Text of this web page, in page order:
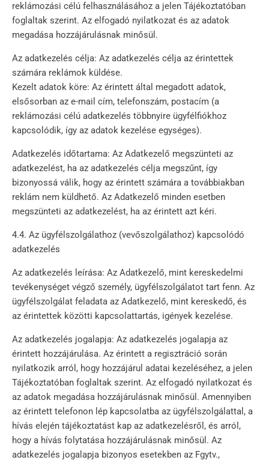
reklámozási célú felhasználásához a jelen Tájékoztatóban
foglaltak szerint. Az elfogadó nyilatkozat és az adatok
megadása hozzájárulásnak minősül.
Az adatkezelés célja: Az adatkezelés célja az érintettek
számára reklámok küldése.
Kezelt adatok köre: Az érintett által megadott adatok,
elsősorban az e-mail cím, telefonszám, postacím (a
reklámozási célú adatkezelés többnyire ügyfélfiókhoz
kapcsolódik, így az adatok kezelése egységes).
Adatkezelés időtartama: Az Adatkezelő megszünteti az
adatkezelést, ha az adatkezelés célja megszűnt, így
bizonyossá válik, hogy az érintett számára a továbbiakban
reklám nem küldhető. Az Adatkezelő minden esetben
megszünteti az adatkezelést, ha az érintett azt kéri.
4.4. Az ügyfélszolgálathoz (vevőszolgálathoz) kapcsolódó
adatkezelés
Az adatkezelés leírása: Az Adatkezelő, mint kereskedelmi
tevékenységet végző személy, ügyfélszolgálatot tart fenn. Az
ügyfélszolgálat feladata az Adatkezelő, mint kereskedő, és
az érintettek közötti kapcsolattartás, igények kezelése.
Az adatkezelés jogalapja: Az adatkezelés jogalapja az
érintett hozzájárulása. Az érintett a regisztráció során
nyilatkozik arról, hogy hozzájárul adatai kezeléséhez, a jelen
Tájékoztatóban foglaltak szerint. Az elfogadó nyilatkozat és
az adatok megadása hozzájárulásnak minősül. Amennyiben
az érintett telefonon lép kapcsolatba az ügyfélszolgálattal, a
hívás elején tájékoztatást kap az adatkezelésről, és arról,
hogy a hívás folytatása hozzájárulásnak minősül. Az
adatkezelés jogalapja bizonyos esetekben az Fgytv.,